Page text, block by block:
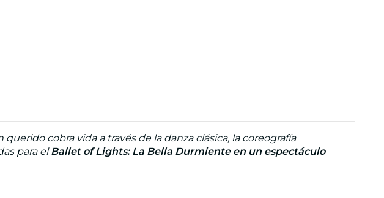
cobra vida a través de la danza clásica, la coreografía
para elBallet of Lights: La Bella Durmiente en un espectáculo